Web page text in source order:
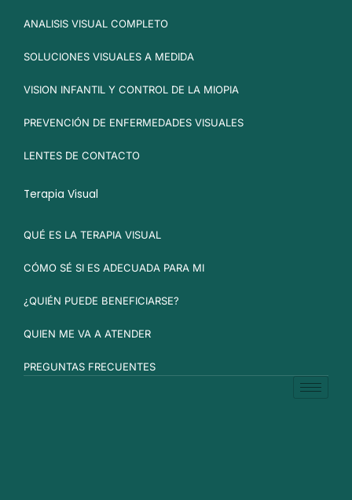
ANALISIS VISUAL COMPLETO
SOLUCIONES VISUALES A MEDIDA
VISION INFANTIL Y CONTROL DE LA MIOPIA
PREVENCIÓN DE ENFERMEDADES VISUALES
LENTES DE CONTACTO
Terapia Visual
QUÉ ES LA TERAPIA VISUAL
CÓMO SÉ SI ES ADECUADA PARA MI
¿QUIÉN PUEDE BENEFICIARSE?
QUIEN ME VA A ATENDER
PREGUNTAS FRECUENTES